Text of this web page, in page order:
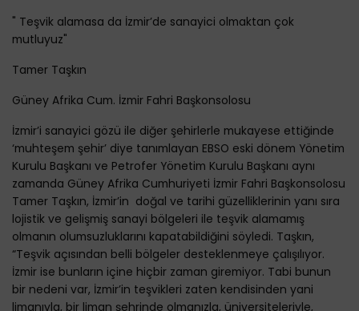
" Teşvik alamasa da İzmir’de sanayici olmaktan çok
mutluyuz"
Tamer Taşkın
Güney Afrika Cum. İzmir Fahri Başkonsolosu
İzmir’i sanayici gözü ile diğer şehirlerle mukayese ettiğinde
‘muhteşem şehir’ diye tanımlayan EBSO eski dönem Yönetim
Kurulu Başkanı ve Petrofer Yönetim Kurulu Başkanı aynı
zamanda Güney Afrika Cumhuriyeti İzmir Fahri Başkonsolosu
Tamer Taşkın, İzmir’in doğal ve tarihi güzelliklerinin yanı sıra
lojistik ve gelişmiş sanayi bölgeleri ile teşvik alamamış
olmanın olumsuzluklarını kapatabildiğini söyledi. Taşkın,
“Teşvik açısından belli bölgeler desteklenmeye çalışılıyor.
İzmir ise bunların içine hiçbir zaman giremiyor. Tabi bunun
bir nedeni var, İzmir’in teşvikleri zaten kendisinden yani
limanıyla, bir liman şehrinde olmanızla, üniversiteleriyle,